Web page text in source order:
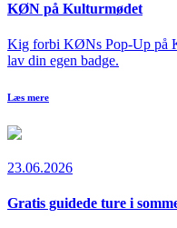
KØN på Kulturmødet
Kig forbi KØNs Pop-Up på
lav din egen badge.
Læs mere
23.06.2026
Gratis guidede ture i